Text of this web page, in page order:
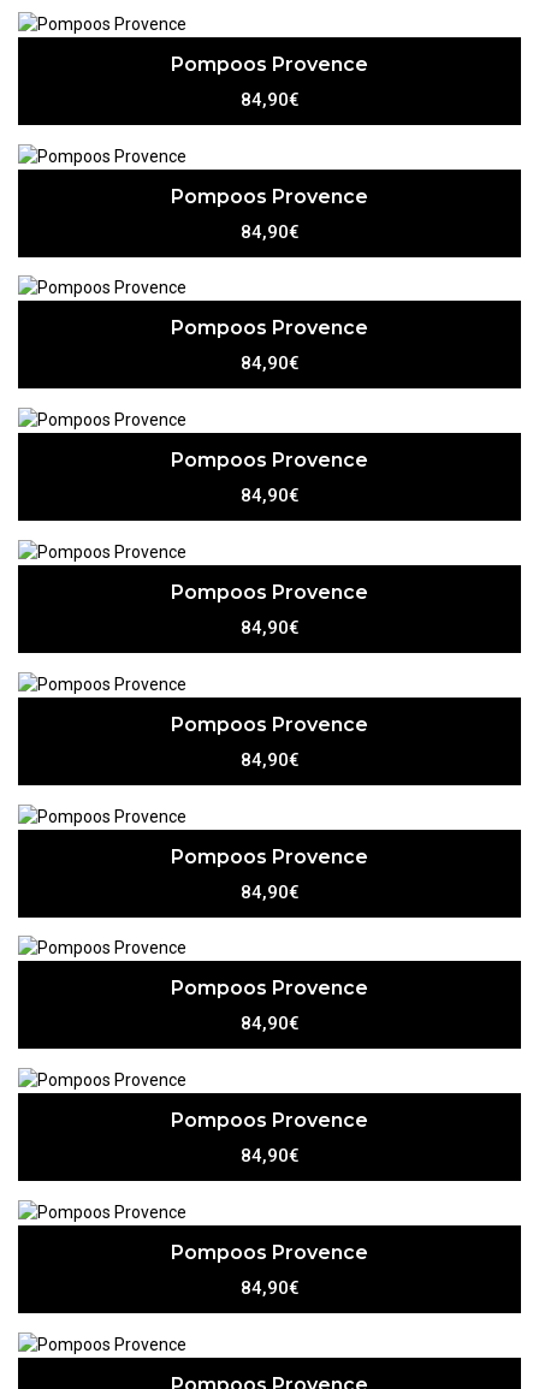
Pompoos Provence
84,90€
Pompoos Provence
84,90€
Pompoos Provence
84,90€
Pompoos Provence
84,90€
Pompoos Provence
84,90€
Pompoos Provence
84,90€
Pompoos Provence
84,90€
Pompoos Provence
84,90€
Pompoos Provence
84,90€
Pompoos Provence
84,90€